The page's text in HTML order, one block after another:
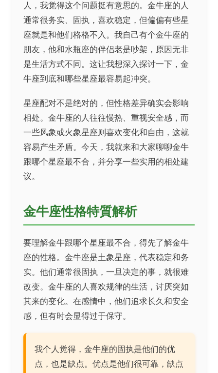
人，我觉得这个问题挺有意思的。金牛座的人
通常很务实、固执，喜欢稳定，但偏偏有些星
座就是和他们格格不入。我自己有个金牛座的
朋友，他和水瓶座的伴侣老是吵架，原因无非
是生活方式不同。这让我想深入探讨一下，金
牛座到底和哪些星座最容易起冲突。
星座配对不是绝对的，但性格差异确实会影响
相处。金牛座的人往往慢热、重视安全感，而
一些风象或火象星座则喜欢变化和自由，这就
容易产生矛盾。今天，我就来和大家聊聊金牛
跟哪个星座最不合，并分享一些实用的相处建
议。
金牛座性格特質解析
要理解金牛跟哪个星座最不合，得先了解金牛
座的性格。金牛座是土象星座，代表稳定和务
实。他们通常很固执，一旦决定的事，就很难
改变。金牛座的人喜欢规律的生活，讨厌突如
其来的变化。在感情中，他们追求长久和安全
感，但有时会显得过于保守。
我个人觉得，金牛座的固执是他们的优
点，也是缺点。优点是他们很可靠，缺点